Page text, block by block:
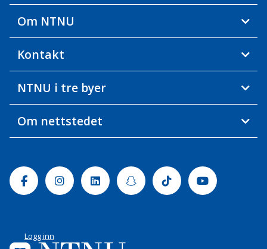
Om NTNU
Kontakt
NTNU i tre byer
Om nettstedet
FacebookInstagramLinkedinSnapchatTiktok Youtube
Logg inn